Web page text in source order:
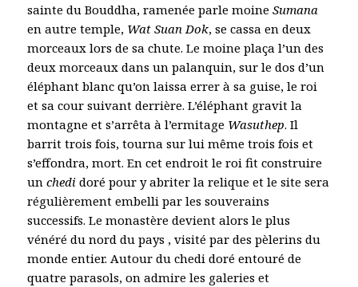
sainte du Bouddha, ramenée parle moineSumana
en autre temple, Wat Suan Dok, se cassa en deux
morceaux lors de sa chute. Le moine plaça l’un des
deux morceaux dans un palanquin, sur le dos d’un
éléphant blanc qu’on laissa errer à sa guise, le roi
et sa cour suivant derrière. L’éléphant gravit la
montagne et s’arrêta à l’ermitage Wasuthep. Il
barrit trois fois, tourna sur lui même trois fois et
s’effondra, mort. En cet endroit le roi fit construire
unchedi doré pour y abriter la relique et le site sera
régulièrement embelli par les souverains
successifs. Le monastère devient alors le plus
vénéré du nord du pays , visité par des pèlerins du
monde entier. Autour du chedi doré entouré de
quatre parasols, on admire les galeries et